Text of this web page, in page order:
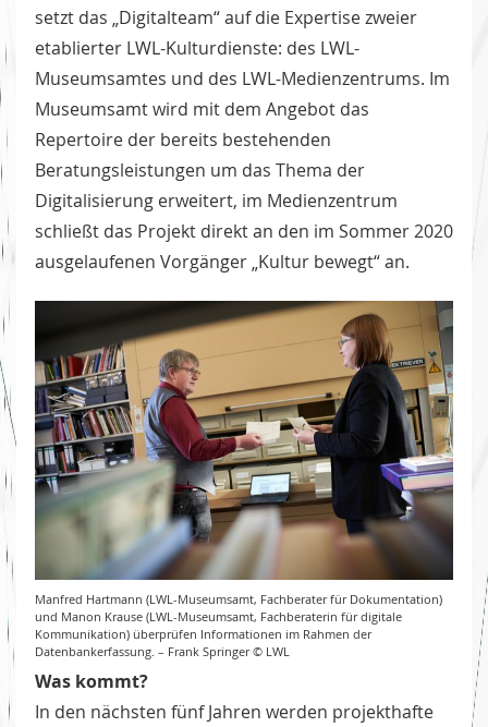
setzt das „Digitalteam“ auf die Expertise zweier
etablierter LWL-Kulturdienste: des LWL-
Museumsamtes und des LWL-Medienzentrums. Im
Museumsamt wird mit dem Angebot das
Repertoire der bereits bestehenden
Beratungsleistungen um das Thema der
Digitalisierung erweitert, im Medienzentrum
schließt das Projekt direkt an den im Sommer 2020
ausgelaufenen Vorgänger „Kultur bewegt“ an.
Manfred Hartmann (LWL-Museumsamt, Fachberater für Dokumentation)
und Manon Krause (LWL-Museumsamt, Fachberaterin für digitale
Kommunikation) überprüfen Informationen im Rahmen der
Datenbankerfassung. – Frank Springer © LWL
Was kommt?
In den nächsten fünf Jahren werden projekthafte